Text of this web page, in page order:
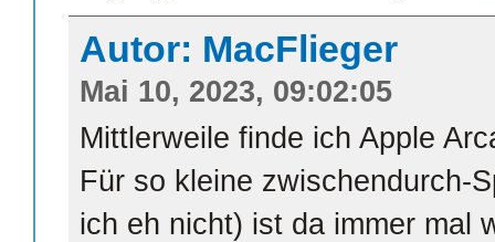
Autor: MacFlieger
Mai 10, 2023, 09:02:05
Mittlerweile finde ich Apple
Für so kleine zwischendurch-
ich eh nicht) ist da immer mal